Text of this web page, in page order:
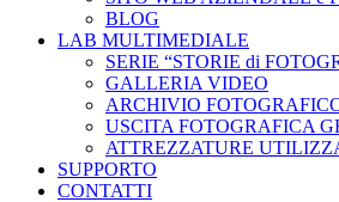
BLOG
LAB MULTIMEDIALE
SERIE “STORIE di
GALLERIA VIDEO
ARCHIVIO
USCITA FOTOGRAFICA
ATTREZZATURE
SUPPORTO
CONTATTI